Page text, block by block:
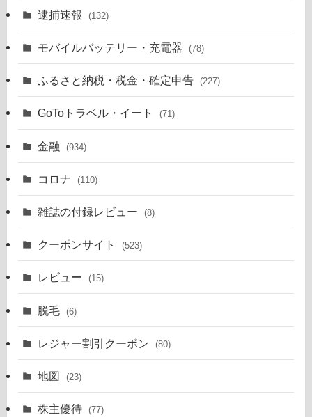
逮捕速報 (132)
モバイルバッテリー・充電器 (78)
ふるさと納税・税金・確定申告 (227)
GoToトラベル・イート (71)
金融 (934)
コロナ (110)
雑誌の付録レビュー (8)
クーポンサイト (523)
レビュー (15)
脱毛 (6)
レジャー割引クーポン (80)
地図 (23)
株主優待 (77)